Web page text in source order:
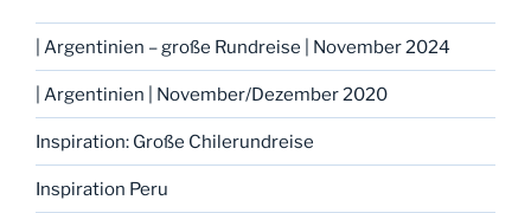
| Argentinien – große Rundreise | November 2024
| Argentinien | November/Dezember 2020
Inspiration: Große Chilerundreise
Inspiration Peru